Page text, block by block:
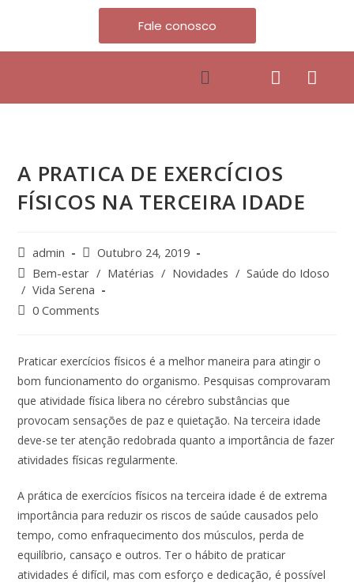
Fale conosco
A PRATICA DE EXERCÍCIOS
FÍSICOS NA TERCEIRA IDADE
admin
Outubro 24, 2019
Bem-estar / Matérias / Novidades / Saúde do Idoso
/ Vida Serena
0 Comments
Praticar exercícios físicos é a melhor maneira para atingir o
bom funcionamento do organismo. Pesquisas comprovaram
que atividade física libera no cérebro substâncias que
provocam sensações de paz e quietação. Na terceira idade
deve-se ter atenção redobrada quanto a importância de fazer
atividades físicas regularmente.
A prática de exercícios físicos na terceira idade é de extrema
importância para reduzir os riscos de saúde causados pelo
tempo, como enfraquecimento dos músculos, perda de
equilíbrio, cansaço e outros. Ter o hábito de praticar
atividades é difícil, mas com esforço e dedicação, é possível